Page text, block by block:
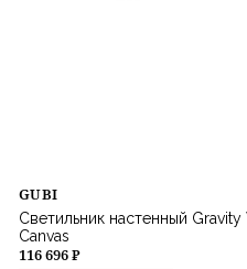
GUBI
Светильник настенный
Canvas
116 696 ₽